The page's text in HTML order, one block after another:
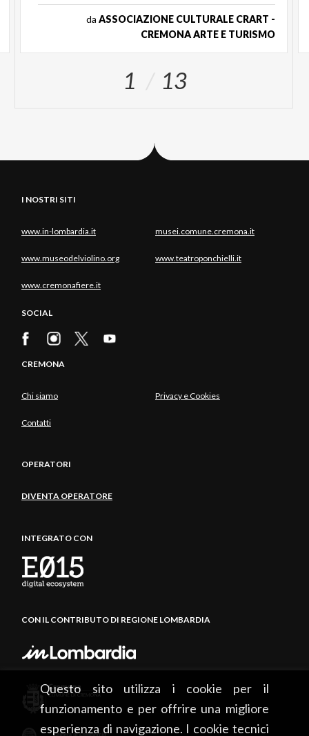
Questo sito utilizza i cookie per il
funzionamento e per offrire una migliore
esperienza di navigazione. I cookie tecnici
da ASSOCIAZIONE CULTURALE CRART -
CREMONA ARTE E TURISMO
1 13
I NOSTRI SITI
www.in-lombardia.it musei.comune.cremona.it
www.museodelviolino.org www.teatroponchielli.it
www.cremonafiere.it
SOCIAL
CREMONA
Chi siamo Privacy e Cookies
Contatti
OPERATORI
DIVENTA OPERATORE
INTEGRATO CON
CON IL CONTRIBUTO DI REGIONE LOMBARDIA